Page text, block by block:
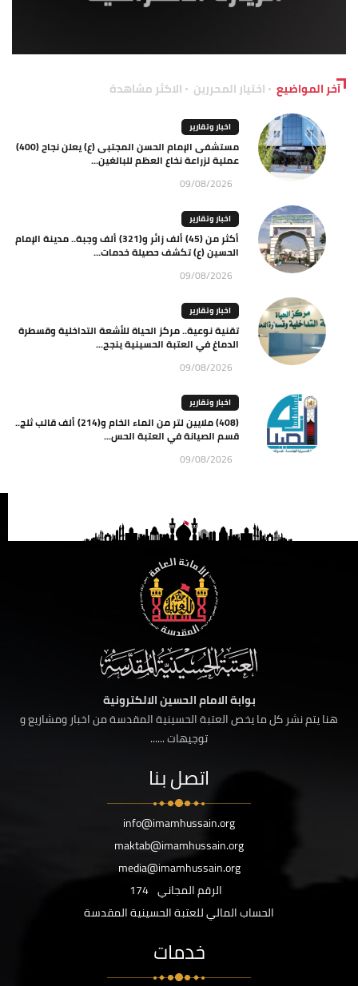
آخر المواضيع اختيار المحررين الاكثر مشاهدة
اخبار وتقارير
مستشفى الإمام الحسن المجتبى (ع) يعلن نجاح (400)
عملية لزراعة نخاع العظم للبالغين...
09/08/2026
اخبار وتقارير
أكثر من (45) ألف زائر و(321) ألف وجبة.. مدينة الإمام
الحسين (ع) تكشف حصيلة خدمات...
09/08/2026
اخبار وتقارير
تقنية نوعية.. مركز الحياة للأشعة التداخلية وقسطرة
الدماغ في العتبة الحسينية ينجح...
09/08/2026
اخبار وتقارير
(408) ملايين لتر من الماء الخام و(214) ألف قالب ثلج..
قسم الصيانة في العتبة الحس...
09/08/2026
بوابة الامام الحسين الالكترونية
هنا يتم نشر كل ما يخص العتبة الحسينية المقدسة من اخبار ومشاريع و
توجيهات ......
اتصل بنا
info@imamhussain.org
maktab@imamhussain.org
media@imamhussain.org
الرقم المجاني 174
الحساب المالي للعتبة الحسينية المقدسة
خدمات